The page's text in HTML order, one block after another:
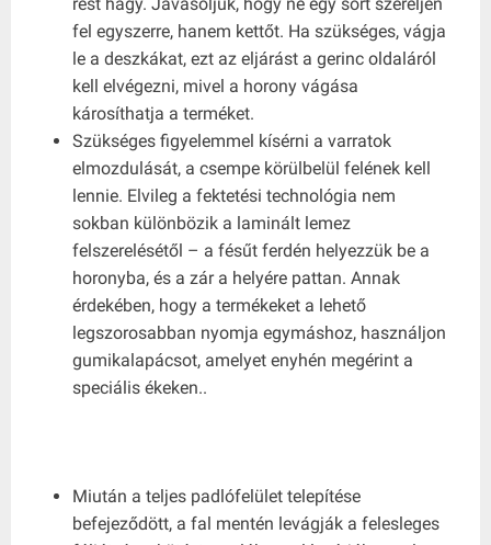
fel egyszerre, hanem kettőt. Ha szükséges, vágja
le a deszkákat, ezt az eljárást a gerinc oldaláról
kell elvégezni, mivel a horony vágása
károsíthatja a terméket.
Szükséges figyelemmel kísérni a varratok
elmozdulását, a csempe körülbelül felének kell
lennie. Elvileg a fektetési technológia nem
sokban különbözik a laminált lemez
felszerelésétől – a fésűt ferdén helyezzük be a
horonyba, és a zár a helyére pattan. Annak
érdekében, hogy a termékeket a lehető
legszorosabban nyomja egymáshoz, használjon
gumikalapácsot, amelyet enyhén megérint a
speciális ékeken..
Miután a teljes padlófelület telepítése
befejeződött, a fal mentén levágják a felesleges